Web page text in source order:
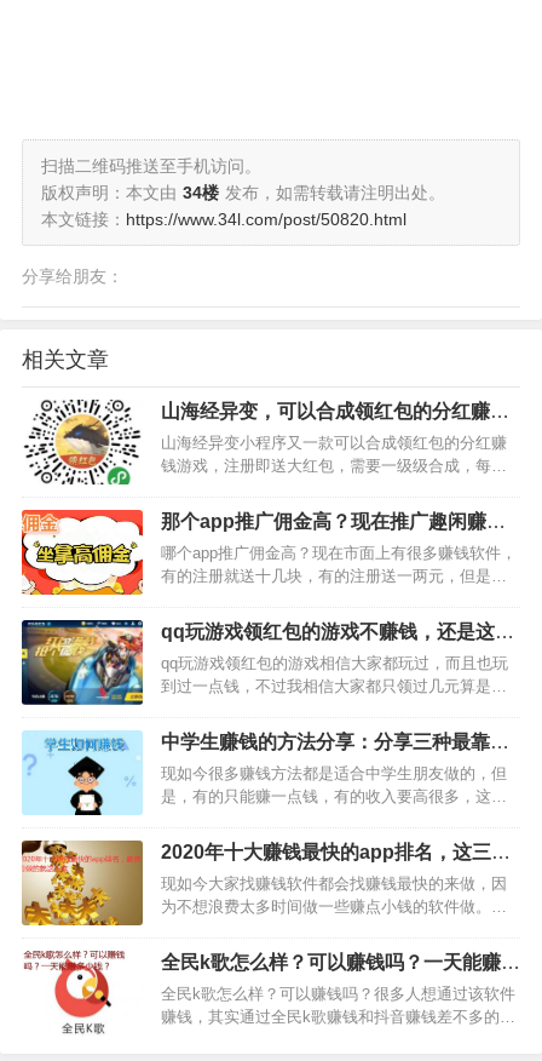
扫描二维码推送至手机访问。
版权声明：本文由 34楼 发布，如需转载请注明出处。
本文链接： https://www.34l.com/post/50820.html
分享给朋友：
相关文章
山海经异变，可以合成领红包的分红赚钱
游戏
山海经异变小程序又一款可以合成领红包的分红赚
钱游戏，注册即送大红包，需要一级级合成，每合
界面，画面漂亮大气和之前的分红类游戏玩法差不
多，都是将同等级的宠物拖动合成升级，不过，这
款游戏是动态的，玩起…
那个app推广佣金高？现在推广趣闲赚的
佣金返利最高
哪个app推广佣金高？现在市面上有很多赚钱软件，
有的注册就送十几块，有的注册送一两元，但是，
之后才会发现，那些佣金高的app都是假的居多，只
有趣闲赚才是最靠谱的软件。想要推广赚钱的话，
就赶紧下载趣…
qq玩游戏领红包的游戏不赚钱，还是这款
游戏比较赚钱
qq玩游戏领红包的游戏相信大家都玩过，而且也玩
到过一点钱，不过我相信大家都只领过几元算是最
么，今天小编就要给大家介绍一款比qq玩游戏领红
包的游戏更赚钱的游戏，这款游戏叫做陀螺世界，
只要你喜欢玩游戏，…
中学生赚钱的方法分享：分享三种最靠谱
的给你
现如今很多赚钱方法都是适合中学生朋友做的，但
是，有的只能赚一点钱，有的收入要高很多，这得
面，小编整理了三种赚钱方法，都是非常适中学生
朋友操作的，而且非常的靠谱，下面一起来看看
吧。第一个：手机玩游戏赚…
2020年十大赚钱最快的app排名，这三款
每天可赚200元
现如今大家找赚钱软件都会找赚钱最快的来做，因
为不想浪费太多时间做一些赚点小钱的软件做。那
得做的呢？下面小编整理了三款，都是我从是的赚
钱最快的app软件，操作好每天赚200元以上，有需
要做兼职的…
全民k歌怎么样？可以赚钱吗？一天能赚多
少钱？
全民k歌怎么样？可以赚钱吗？很多人想通过该软件
赚钱，其实通过全民k歌赚钱和抖音赚钱差不多的，